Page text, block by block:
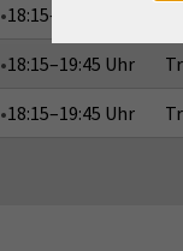
•18:15–19:45 Uhr
•18:15–19:45 Uhr
•18:15–19:45 Uhr